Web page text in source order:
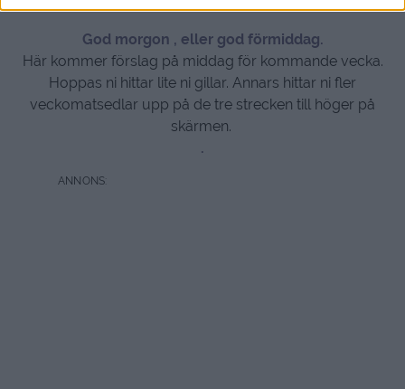
God morgon , eller god förmiddag.
Här kommer förslag på middag för kommande vecka.
Hoppas ni hittar lite ni gillar. Annars hittar ni fler
veckomatsedlar upp på de tre strecken till höger på
skärmen.
.